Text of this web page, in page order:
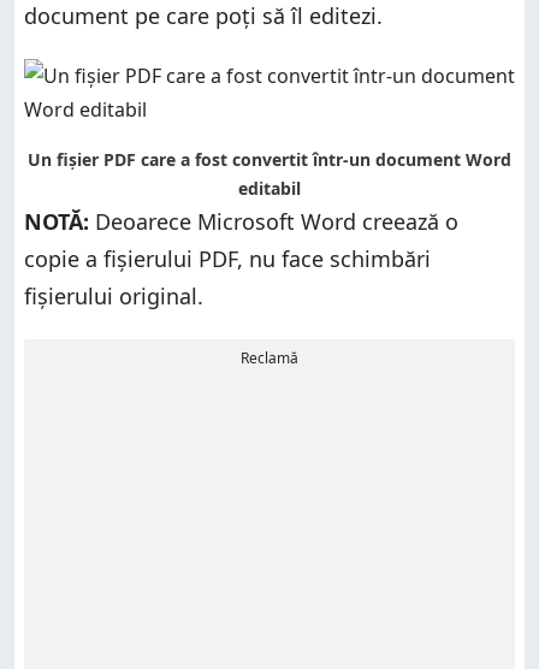
document pe care poți să îl editezi.
Un fișier PDF care a fost convertit într-un document Word
editabil
NOTĂ: Deoarece Microsoft Word creează o
copie a fișierului PDF, nu face schimbări
fișierului original.
Reclamă